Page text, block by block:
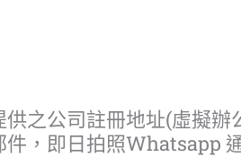
之公司註冊地址(虛擬
，即日拍照Whatsapp